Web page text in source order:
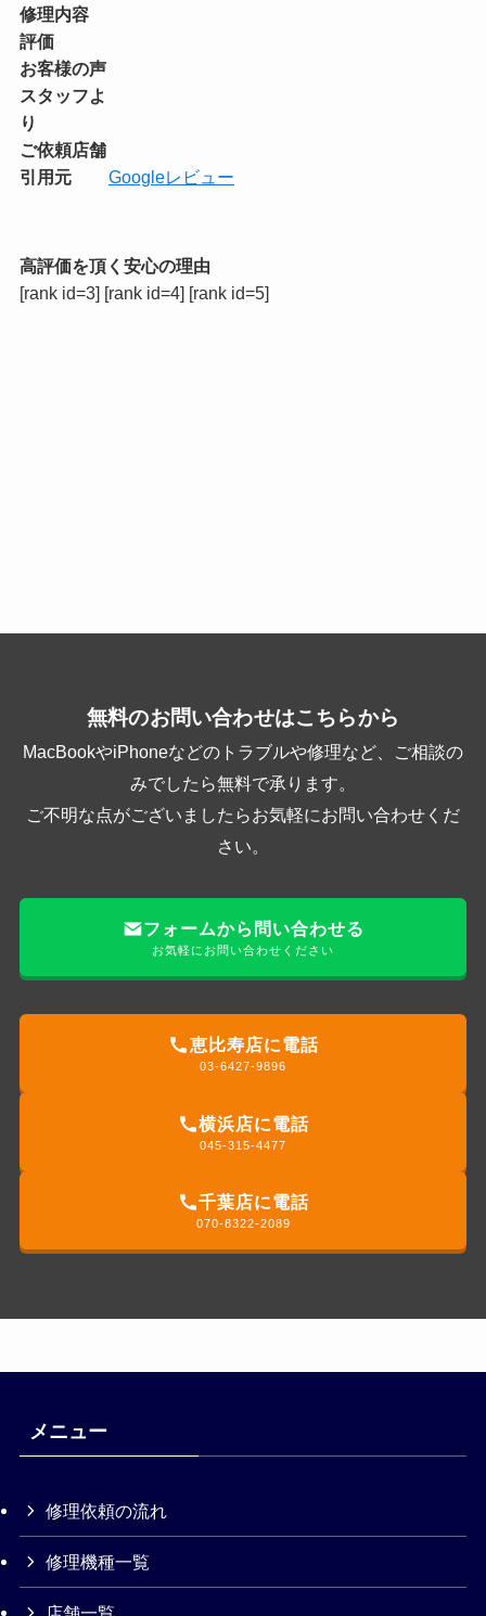
修理内容
評価
お客様の声
スタッフよ
り
ご依頼店舗
引用元
Googleレビュー
高評価を頂く安心の理由
[rank id=3] [rank id=4] [rank id=5]
無料のお問い合わせはこちらから
MacBookやiPhoneなどのトラブルや修理など、ご相談の
みでしたら無料で承ります。
ご不明な点がございましたらお気軽にお問い合わせくだ
さい。
フォームから問い合わせる
お気軽にお問い合わせください
恵比寿店に電話
03-6427-9896
横浜店に電話
045-315-4477
千葉店に電話
070-8322-2089
メニュー
修理依頼の流れ
修理機種一覧